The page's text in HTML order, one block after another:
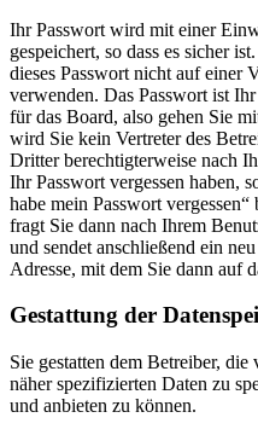
Ihr Passwort wird mit einer
gespeichert, so dass es sicher
dieses Passwort nicht auf einer
verwenden. Das Passwort ist
für das Board, also gehen Sie
wird Sie kein Vertreter des
Dritter berechtigterweise nach
Ihr Passwort vergessen haben,
habe mein Passwort
fragt Sie dann nach Ihrem
und sendet anschließend ein
Adresse, mit dem Sie dann auf
Gestattung der
Sie gestatten dem Betreiber,
näher spezifizierten Daten zu
und anbieten zu können.